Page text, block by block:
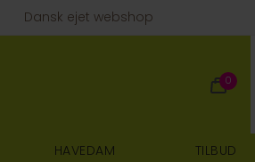
Dansk ejet webshop
0
HAVEDAM TILBUD